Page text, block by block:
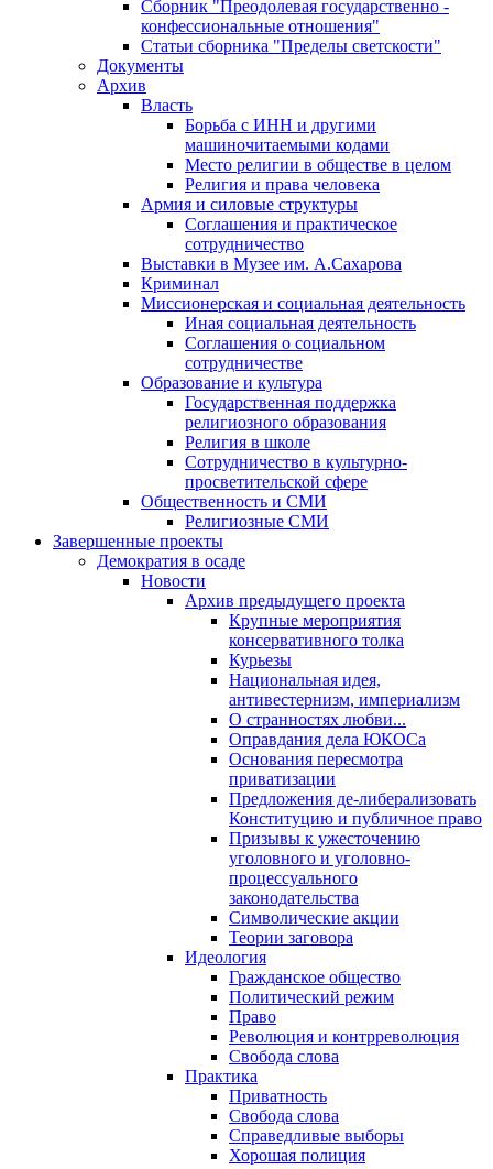
Сборник "Преодолевая государственно -
конфессиональные отношения"
Статьи сборника "Пределы светскости"
Документы
Архив
Власть
Борьба с ИНН и другими
машиночитаемыми кодами
Место религии в обществе в целом
Религия и права человека
Армия и силовые структуры
Соглашения и практическое
сотрудничество
Выставки в Музее им. А.Сахарова
Криминал
Миссионерская и социальная деятельность
Иная социальная деятельность
Соглашения о социальном
сотрудничестве
Образование и культура
Государственная поддержка
религиозного образования
Религия в школе
Сотрудничество в культурно-
просветительской сфере
Общественность и СМИ
Религиозные СМИ
Завершенные проекты
Демократия в осаде
Новости
Архив предыдущего проекта
Крупные мероприятия
консервативного толка
Курьезы
Национальная идея,
антивестернизм, империализм
О странностях любви...
Оправдания дела ЮКОСа
Основания пересмотра
приватизации
Предложения де-либерализовать
Конституцию и публичное право
Призывы к ужесточению
уголовного и уголовно-
процессуального
законодательства
Символические акции
Теории заговора
Идеология
Гражданское общество
Политический режим
Право
Революция и контрреволюция
Свобода слова
Практика
Приватность
Свобода слова
Справедливые выборы
Хорошая полиция